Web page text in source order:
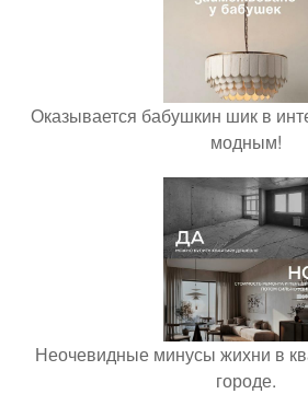
Оказывается бабушкин шик в
модным!
Неочевидные минусы жихни в
городе.